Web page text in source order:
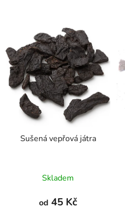
Sušená vepřová játra
hodnocení
produktu
Skladem
od 45 Kč